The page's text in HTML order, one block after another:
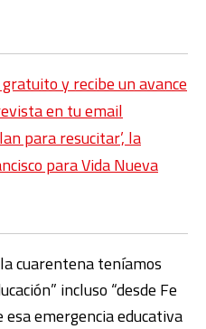
y recibe un avance
en tu email
para resucitar’, la
para Vida Nueva
cuarentena teníamos
incluso “desde Fe
emergencia educativa